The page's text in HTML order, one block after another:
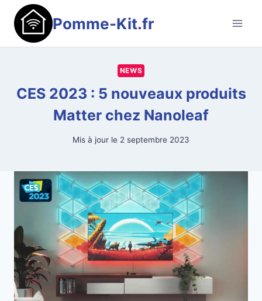
Aller
contenu
Pomme-Kit.fr
NEWS
CES 2023 : 5 nouveaux produits
Matter chez Nanoleaf
Mis à jour le 2 septembre 2023